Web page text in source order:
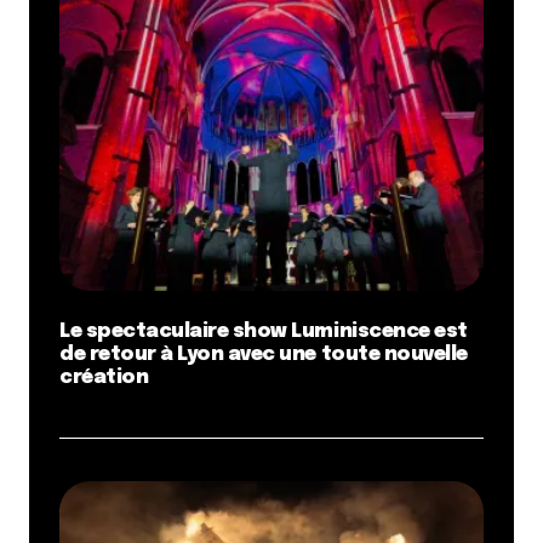
Le spectaculaire show Luminiscence est
de retour à Lyon avec une toute nouvelle
création